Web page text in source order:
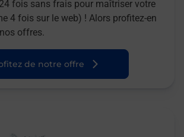
fois sans frais pour maîtriser votre
4 fois sur le web) ! Alors profitez-en
offres.
de notre offre